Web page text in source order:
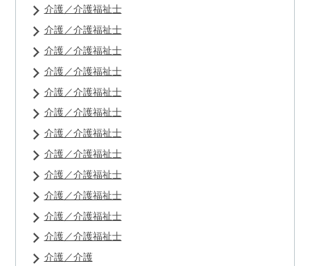
介護／介護福祉士
介護／介護福祉士
介護／介護福祉士
介護／介護福祉士
介護／介護福祉士
介護／介護福祉士
介護／介護福祉士
介護／介護福祉士
介護／介護福祉士
介護／介護福祉士
介護／介護福祉士
介護／介護福祉士
介護／介護